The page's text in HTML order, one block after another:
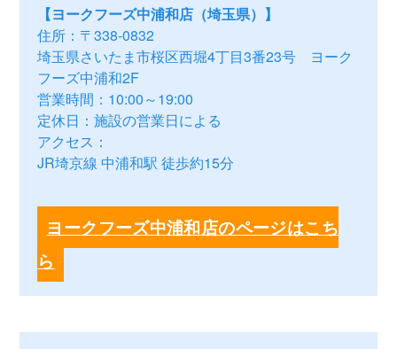
【ヨークフーズ中浦和店（埼玉県）】
住所：〒338-0832
埼玉県さいたま市桜区西堀4丁目3番23号 ヨーク
フーズ中浦和2F
営業時間：10:00～19:00
定休日：施設の営業日による
アクセス：
JR埼京線 中浦和駅 徒歩約15分
ヨークフーズ中浦和店のページはこち
ら